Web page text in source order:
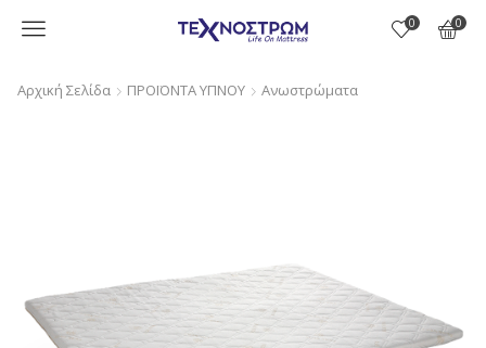
0 0
Menu
Αρχική Σελίδα ΠΡΟΪΟΝΤΑ ΥΠΝΟΥ Ανωστρώματα